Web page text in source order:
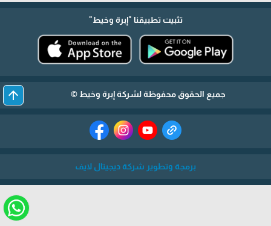
تثبيت تطبيقنا "إبرة وخيط"
جميع الحقوق محفوظة لشركة إبرة وخيط © arrow_upward
برمجة وتطوير شركة ديجيتال لايف